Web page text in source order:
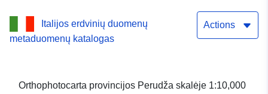
Italijos erdvinių duomenų
metaduomenų katalogas
Actions
Orthophotocarta provincijos Perudža skalėje 1:10,000